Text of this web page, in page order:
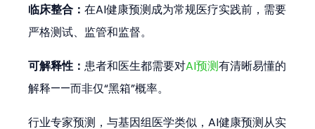
临床整合：在AI健康预测成为常规医疗实践前，需要
严格测试、监管和监督。
可解释性：患者和医生都需要对AI预测有清晰易懂的
解释——而非仅“黑箱”概率。
行业专家预测，与基因组医学类似，AI健康预测从实